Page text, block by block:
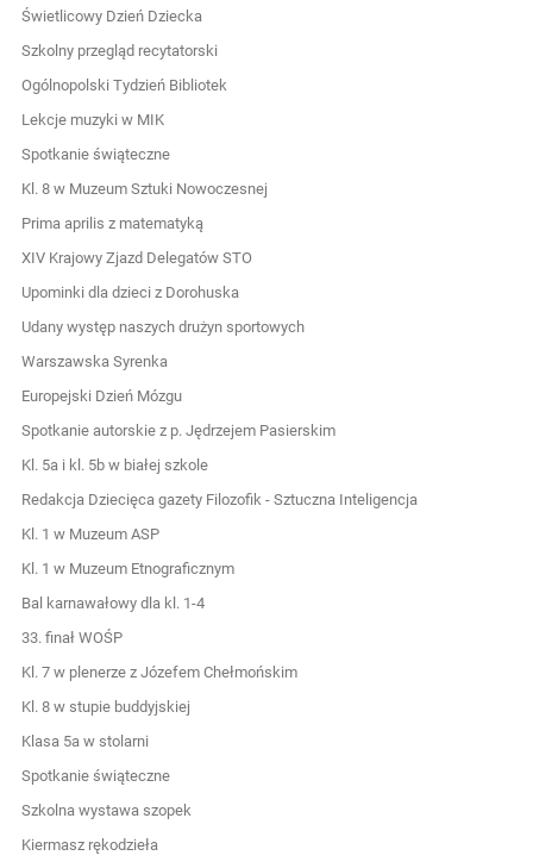
Świetlicowy Dzień Dziecka
Szkolny przegląd recytatorski
Ogólnopolski Tydzień Bibliotek
Lekcje muzyki w MIK
Spotkanie świąteczne
Kl. 8 w Muzeum Sztuki Nowoczesnej
Prima aprilis z matematyką
XIV Krajowy Zjazd Delegatów STO
Upominki dla dzieci z Dorohuska
Udany występ naszych drużyn sportowych
Warszawska Syrenka
Europejski Dzień Mózgu
Spotkanie autorskie z p. Jędrzejem Pasierskim
Kl. 5a i kl. 5b w białej szkole
Redakcja Dziecięca gazety Filozofik - Sztuczna Inteligencja
Kl. 1 w Muzeum ASP
Kl. 1 w Muzeum Etnograficznym
Bal karnawałowy dla kl. 1-4
33. finał WOŚP
Kl. 7 w plenerze z Józefem Chełmońskim
Kl. 8 w stupie buddyjskiej
Klasa 5a w stolarni
Spotkanie świąteczne
Szkolna wystawa szopek
Kiermasz rękodzieła